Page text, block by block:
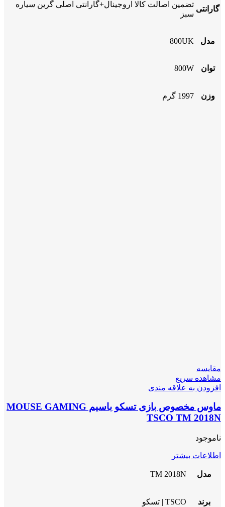
گارانتی
تضمین اصالت کالا اروجینال+گارانتی اصلی گرین سیاره
سبز
مدل 800UK
توان 800W
وزن 1997 گرم
مقایسه
مشاهده سریع
افزودن به علاقه مندی
ماوس مخصوص بازی تسکو باسیم MOUSE GAMING
TSCO TM 2018N
ناموجود
اطلاعات بیشتر
مدل TM 2018N
برند TSCO | تسکو